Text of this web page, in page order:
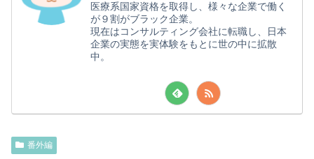
医療系国家資格を取得し、様々な企業で働く
が９割がブラック企業。
現在はコンサルティング会社に転職し、日本
企業の実態を実体験をもとに世の中に拡散
中。
番外編